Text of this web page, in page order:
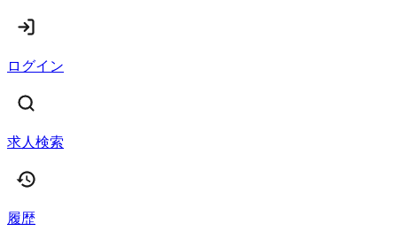
ログイン
求人検索
履歴